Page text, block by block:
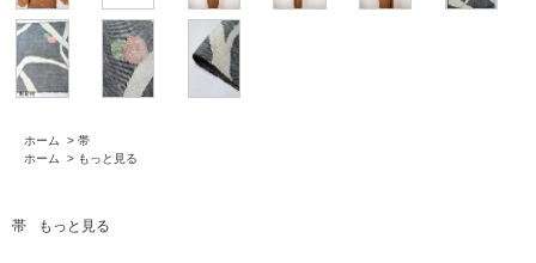
ホーム > 帯
ホーム
> もっと見る
帯 もっと見る